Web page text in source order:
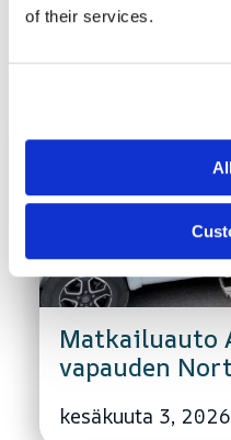
of their services.
Matkailuauto
vapauden
kesäkuuta 3, 2026